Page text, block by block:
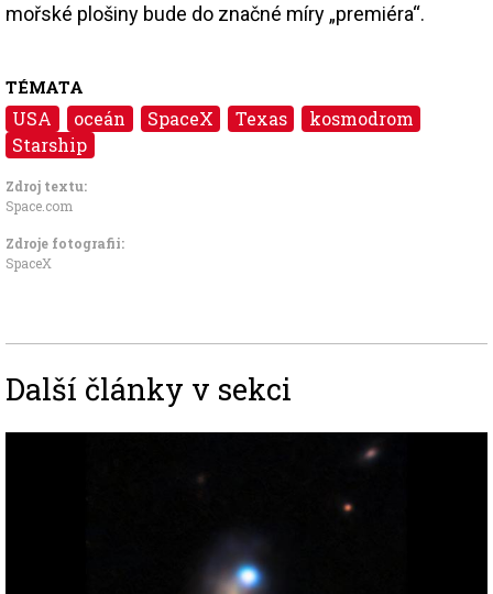
mořské plošiny bude do značné míry „premiéra“.
TÉMATA
USA oceán SpaceX Texas
kosmodrom
Starship
Zdroj textu:
Space.com
Zdroje fotografii:
SpaceX
Další články v sekci